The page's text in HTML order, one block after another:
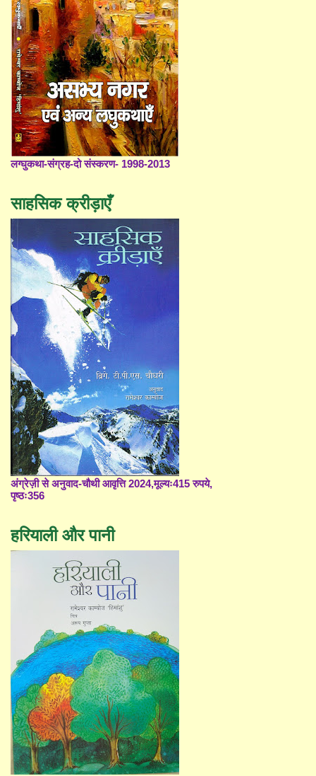
लग्घुकथा-संग्रह-दो संस्करण- 1998-2013
साहसिक क्रीड़ाएँ
अंग्रेज़ी से अनुवाद-चौथी आवृत्ति 2024,मूल्यः415 रुपये,
पृष्ठः356
हरियाली और पानी